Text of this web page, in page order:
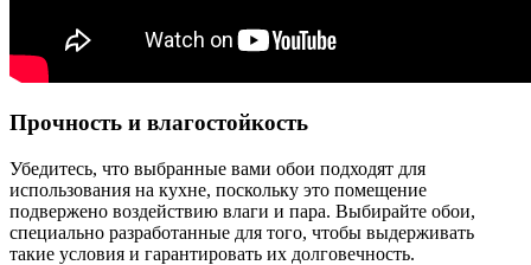
Прочность и влагостойкость
Убедитесь, что выбранные вами обои подходят для
использования на кухне, поскольку это помещение
подвержено воздействию влаги и пара. Выбирайте обои,
специально разработанные для того, чтобы выдерживать
такие условия и гарантировать их долговечность.